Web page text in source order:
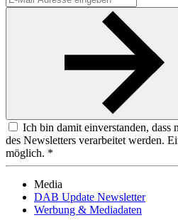
Ich bin damit einverstanden, dass
des Newsletters verarbeitet werden.
möglich. *
Media
DAB Update Newsletter
Werbung & Mediadaten